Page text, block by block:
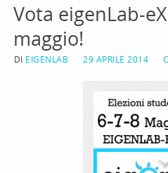
Vota eigenLab-
maggio!
DI EIGENLAB 29 APRILE 2014